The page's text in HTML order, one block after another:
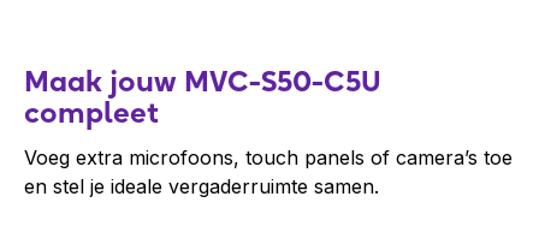
Maak jouw MVC-S50-C5U
compleet
Voeg extra microfoons, touch panels of camera’s toe
en stel je ideale vergaderruimte samen.